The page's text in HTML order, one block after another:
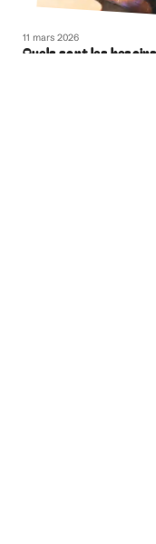
11 mars 2026
Quels sont les